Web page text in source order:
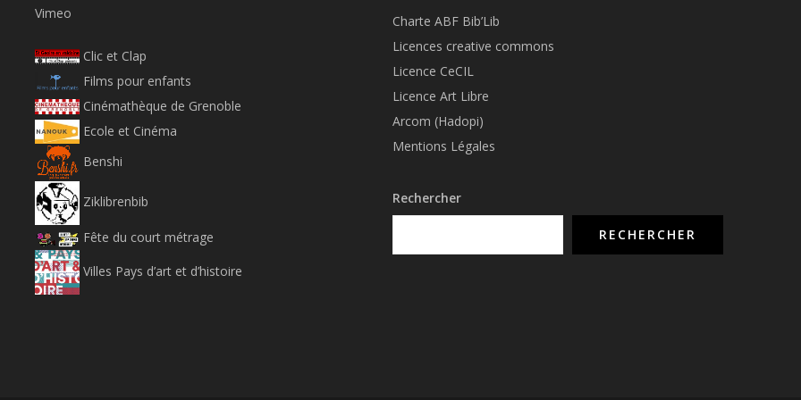
Vimeo
Clic et Clap
Films pour enfants
Cinémathèque de Grenoble
Ecole et Cinéma
Benshi
Ziklibrenbib
Fête du court métrage
Villes Pays d’art et d’histoire
Charte ABF Bib’Lib
Licences creative commons
Licence CeCIL
Licence Art Libre
Arcom (Hadopi)
Mentions Légales
Rechercher
RECHERCHER